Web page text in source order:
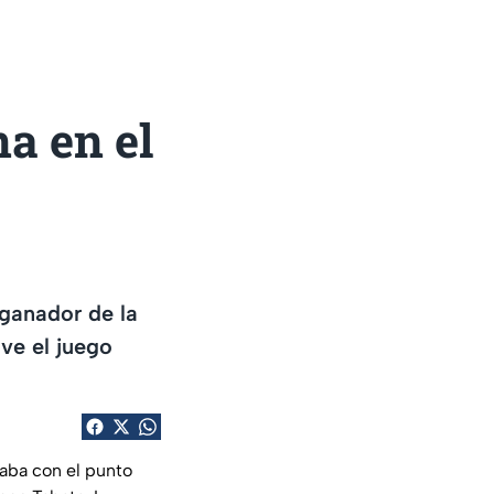
en el
de la
el juego
con el punto